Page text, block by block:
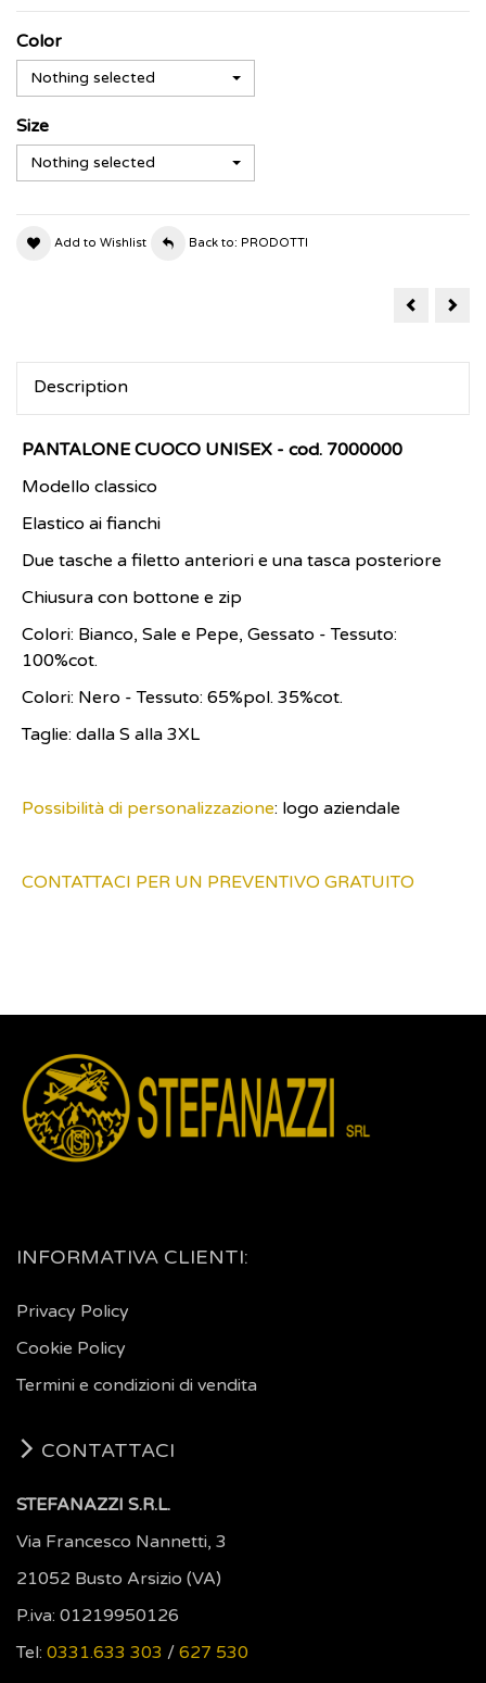
Color
Nothing selected
Size
Nothing selected
Add to Wishlist Back to: PRODOTTI
BERMUDA
Description
PANTALONE CUOCO UNISEX - cod. 7000000
Modello classico
Elastico ai fianchi
Due tasche a filetto anteriori e una tasca posteriore
Chiusura con bottone e zip
Colori: Bianco, Sale e Pepe, Gessato - Tessuto:
100%cot.
Colori: Nero - Tessuto: 65%pol. 35%cot.
Taglie: dalla S alla 3XL
Possibilità di personalizzazione: logo aziendale
CONTATTACI PER UN PREVENTIVO GRATUITO
INFORMATIVA CLIENTI:
Privacy Policy
Cookie Policy
Termini e condizioni di vendita
CONTATTACI
STEFANAZZI S.R.L.
Via Francesco Nannetti, 3
21052 Busto Arsizio (VA)
P.iva: 01219950126
Tel: 0331.633 303 / 627 530